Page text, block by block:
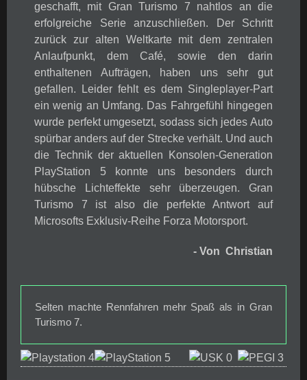
geschafft, mit Gran Turismo 7 nahtlos an die
erfolgreiche Serie anzuschließen. Der Schritt
zurück zur alten Weltkarte mit dem zentralen
Anlaufpunkt, dem Café, sowie den darin
enthaltenen Aufträgen, haben uns sehr gut
gefallen. Leider fehlt es dem Singleplayer-Part
ein wenig an Umfang. Das Fahrgefühl hingegen
wurde perfekt umgesetzt, sodass sich jedes Auto
spürbar anders auf der Strecke verhält. Und auch
die Technik der aktuellen Konsolen-Generation
PlayStation 5 konnte uns besonders durch
hübsche Lichteffekte sehr überzeugen. Gran
Turismo 7 ist also die perfekte Antwort auf
Microsofts Exklusiv-Reihe Forza Motorsport.
- Von Christian
Selten machte Rennfahren mehr Spaß als in Gran
Turismo 7.